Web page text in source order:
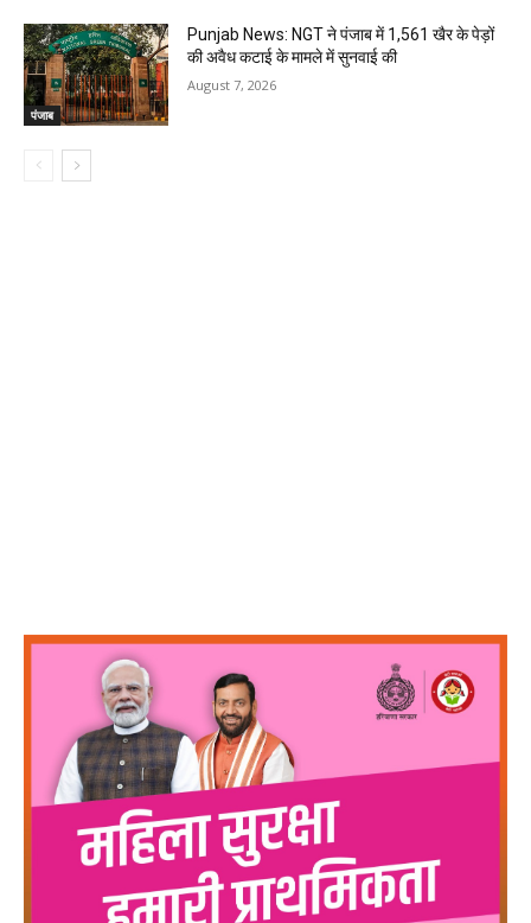
पंजाब
Punjab News: NGT ने पंजाब में 1,561 खैर के पेड़ों
की अवैध कटाई के मामले में सुनवाई की
August 7, 2026